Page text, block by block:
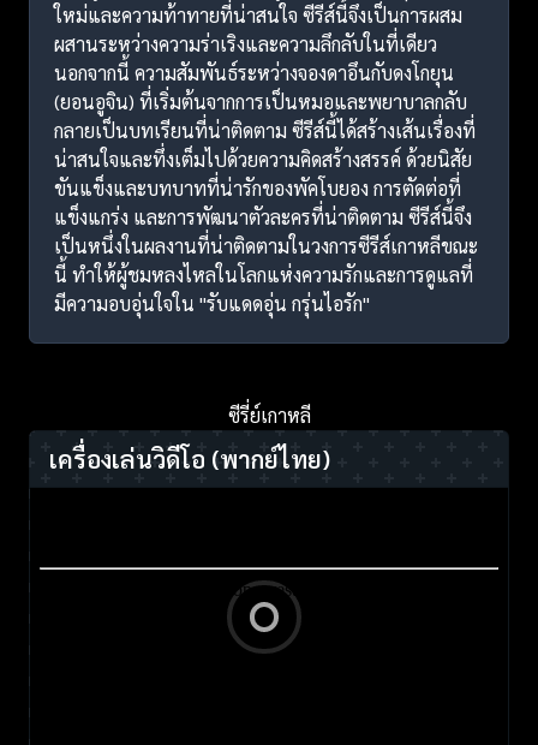
ใหม่และความท้าทายที่น่าสนใจ ซีรีส์นี้จึงเป็นการผสม
ผสานระหว่างความร่าเริงและความลึกลับในที่เดียว
นอกจากนี้ ความสัมพันธ์ระหว่างจองดาอึนกับดงโกยุน
(ยอนอูจิน) ที่เริ่มต้นจากการเป็นหมอและพยาบาลกลับ
กลายเป็นบทเรียนที่น่าติดตาม ซีรีส์นี้ได้สร้างเส้นเรื่องที่
น่าสนใจและทึ่งเต็มไปด้วยความคิดสร้างสรรค์ ด้วยนิสัย
ขันแข็งและบทบาทที่น่ารักของพัคโบยอง การตัดต่อที่
แข็งแกร่ง และการพัฒนาตัวละครที่น่าติดตาม ซีรีส์นี้จึง
เป็นหนึ่งในผลงานที่น่าติดตามในวงการซีรีส์เกาหลีขณะ
นี้ ทำให้ผู้ชมหลงไหลในโลกแห่งความรักและการดูแลที่
มีความอบอุ่นใจใน "รับแดดอุ่น กรุ่นไอรัก"
ซีรี่ย์เกาหลี
เครื่องเล่นวิดีโอ (พากย์ไทย)